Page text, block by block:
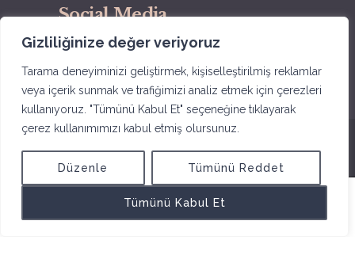
Gizliliğinize değer veriyoruz
Tarama deneyiminizi geliştirmek, kişiselleştirilmiş reklamlar
veya içerik sunmak ve trafiğimizi analiz etmek için çerezleri
kullanıyoruz. "Tümünü Kabul Et" seçeneğine tıklayarak
çerez kullanımımızı kabul etmiş olursunuz.
Düzenle Tümünü Reddet
Tümünü Kabul Et
Social Media